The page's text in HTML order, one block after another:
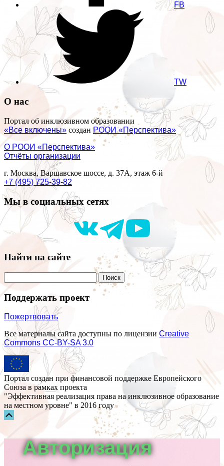
FB
TW
О нас
Портал об инклюзивном образовании
«Все включены» созданРООИ «Перспектива»
О РООИ «Перспектива»
Отчёты организации
г. Москва, Варшавское шоссе, д. 37А, этаж 6-й
+7 (495) 725-39-82
Мы в социальных сетях
Найти на сайте
Поддержать проект
Пожертвовать
Все материалы сайта доступны по лицензии Creative
Commons СС-BY-SA 3.0
Портал создан при финансовой поддержке Европейского
Союза в рамках проекта
"Эффективная реализация права на инклюзивное образование
на местном уровне" в 2016 году
Авторизация